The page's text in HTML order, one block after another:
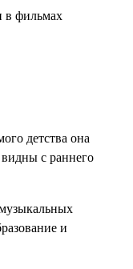
в фильмах
детства она
с раннего
и